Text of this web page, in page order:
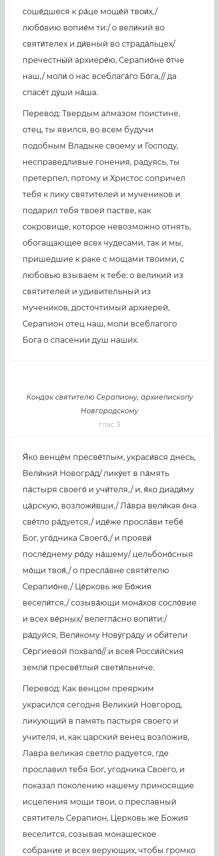
соше́дшеся к ра́це моще́й твои́х,/
любо́вию вопие́м ти:/ о вели́кий во
святи́телех и ди́вный во страда́льцех/
пречестны́й архиере́ю, Серапио́не о́тче
наш,/ моли́ о нас всеблага́го Бо́га,// да
спасе́т ду́ши на́ша.
Перевод: Твердым алмазом поистине,
отец, ты явился, во всем будучи
подобным Владыке своему и Господу,
несправедливые гонения, радуясь, ты
претерпел, потому и Христос сопричел
тебя к лику святителей и мучеников и
подарил тебя твоей пастве, как
сокровище, которое невозможно отнять,
обогащающее всех чудесами, так и мы,
пришедшие к раке с мощами твоими, с
любовью взываем к тебе: о великий из
святителей и удивительный из
мучеников, досточтимый архиерей,
Серапион отец наш, моли всеблагого
Бога о спасении душ наших.
Кондак святителю Серапиону, архиепископу
Новгородскому
глас 3
Я́ко венце́м пресве́тлым, украси́вся днесь,
Вели́кий Новогра́д/ лику́ет в па́мять
па́стыря своего́ и учи́теля,/ и, я́ко диади́му
ца́рскую, возложи́вши,/ Ла́вра вели́кая о́на
све́тло ра́дуется,/ иде́же просла́ви тебе́
Бог, уго́дника Своего́,/ и прояви́
после́днему ро́ду на́шему/ цельбоно́сныя
мо́щи твоя́,/ о пресла́вне святи́телю
Серапио́не,/ Це́рковь же Бо́жия
весели́тся,/ созыва́ющи мона́хов сосло́вие
и всех ве́рных/ велегла́сно вопи́ти:/
ра́дуйся, Вели́кому Нову́гра́ду и оби́тели
Се́ргиевой похвало́// и всея́ Росси́йския
земли́ пресве́тлый свети́льниче.
Перевод: Как венцом преярким
украсился сегодня Великий Новгород,
ликующий в память пастыря своего и
учителя, и, как царский венец возложив,
Лавра великая светло радуется, где
прославил тебя Бог, угодника Своего, и
показал поколению нашему приносящие
исцеления мощи твои, о преславный
святитель Серапион, Церковь же Божия
веселится, созывая монашеское
собрание и всех верующих, чтобы громко